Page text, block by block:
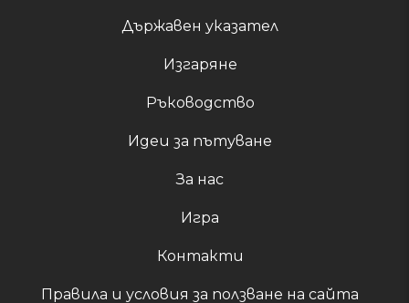
Държавен указател
Изгаряне
Ръководство
Идеи за пътуване
За нас
Игра
Контакти
Правила и условия за ползване на сайта